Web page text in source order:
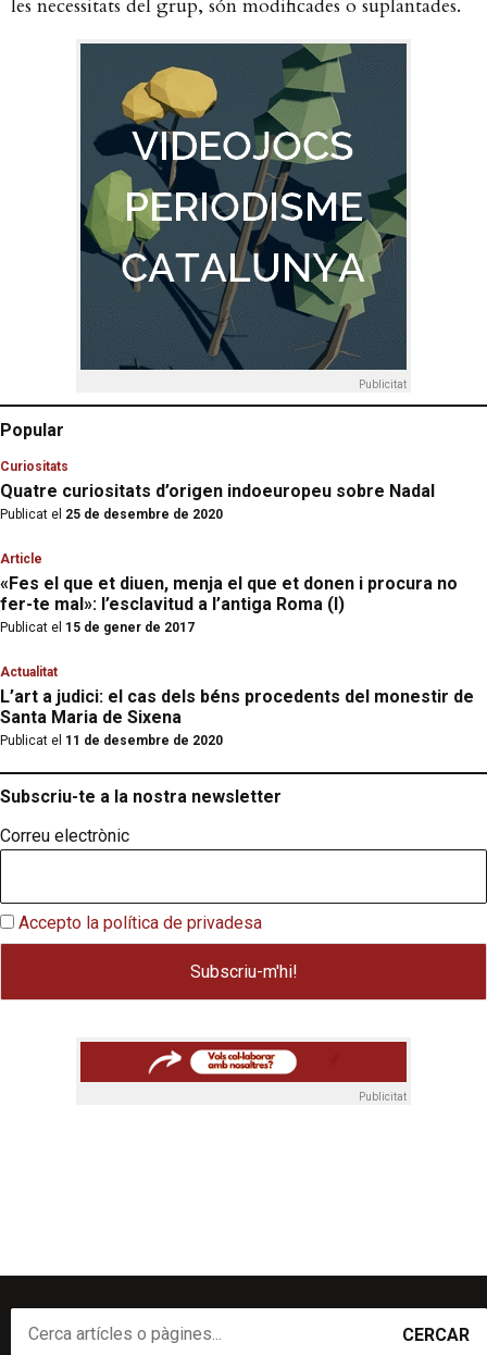
les necessitats del grup, són modificades o suplantades.
Publicitat
Popular
Curiositats
Quatre curiositats d’origen indoeuropeu sobre Nadal
Publicat el 25 de desembre de 2020
Article
«Fes el que et diuen, menja el que et donen i procura no
fer-te mal»: l’esclavitud a l’antiga Roma (I)
Publicat el 15 de gener de 2017
Actualitat
L’art a judici: el cas dels béns procedents del monestir de
Santa Maria de Sixena
Publicat el 11 de desembre de 2020
Subscriu-te a la nostra newsletter
Correu electrònic
Accepto la política de privadesa
Publicitat
CERCAR